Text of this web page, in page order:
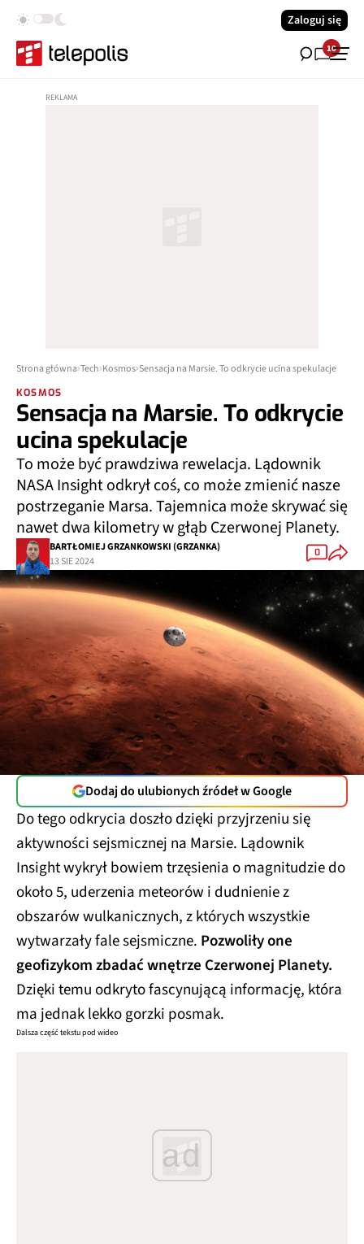
Zaloguj się
10
Strona główna Tech Kosmos Sensacja na Marsie. To odkrycie ucina spekulacje
KOSMOS
Sensacja na Marsie. To odkrycie
ucina spekulacje
To może być prawdziwa rewelacja. Lądownik
NASA Insight odkrył coś, co może zmienić nasze
postrzeganie Marsa. Tajemnica może skrywać się
nawet dwa kilometry w głąb Czerwonej Planety.
BARTŁOMIEJ GRZANKOWSKI (GRZANKA)
13 SIE 2024
0
Dodaj do ulubionych źródeł w Google
Do tego odkrycia doszło dzięki przyjrzeniu się
aktywności sejsmicznej na Marsie. Lądownik
Insight wykrył bowiem trzęsienia o magnitudzie do
około 5, uderzenia meteorów i dudnienie z
obszarów wulkanicznych, z których wszystkie
wytwarzały fale sejsmiczne. Pozwoliły one
geofizykom zbadać wnętrze Czerwonej Planety.
Dzięki temu odkryto fascynującą informację, która
ma jednak lekko gorzki posmak.
Dalsza część tekstu pod wideo
ad